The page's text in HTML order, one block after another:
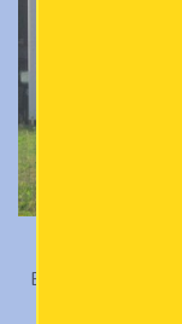
Diezelfde dag
Beverwaard,
Van links naar